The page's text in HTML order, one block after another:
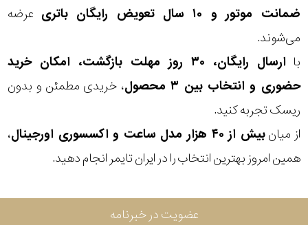
ضمانت موتور و ۱۰ سال تعویض رایگان باتری
عرضه
می‌شوند.
با
ارسال رایگان، ۳۰ روز مهلت بازگشت، امکان خرید
حضوری و انتخاب بین ۳ محصول
، خریدی مطمئن و بدون
ریسک تجربه کنید.
از میانبیش از ۴۰ هزار مدل ساعت و اکسسوری اورجینال
،
همین امروز بهترین انتخاب را در ایران تایمر انجام دهید.
عضویت در خبرنامه